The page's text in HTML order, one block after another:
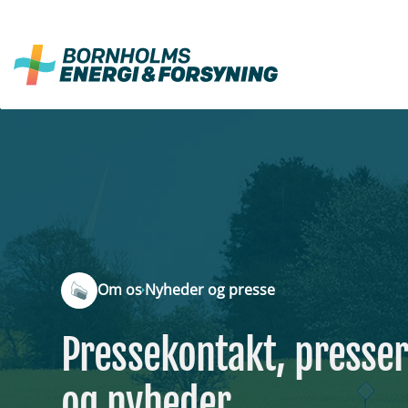
indhold
Om osNyheder og presse
Pressekontakt,